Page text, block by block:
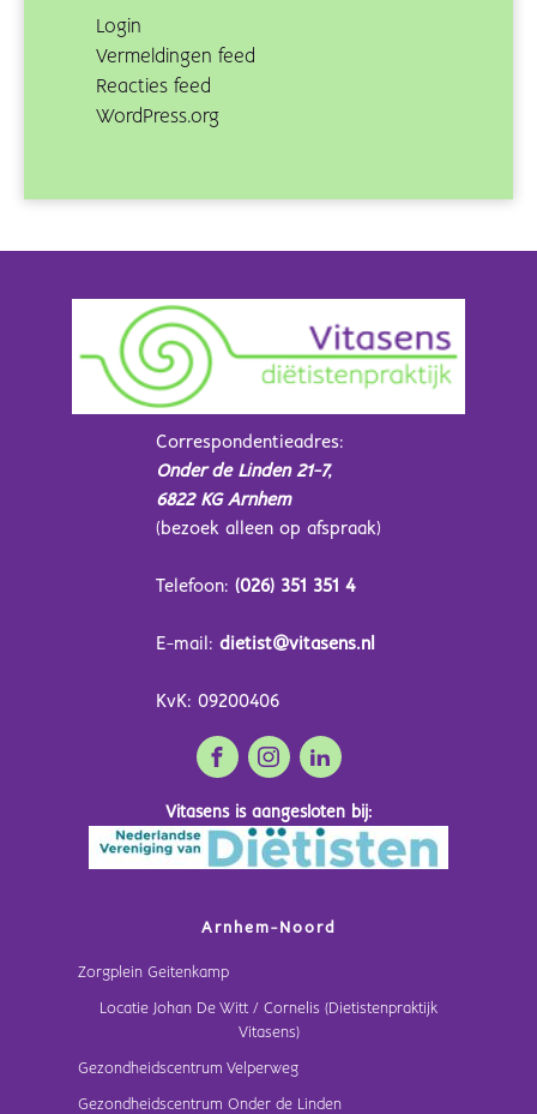
Login
Vermeldingen feed
Reacties feed
WordPress.org
Correspondentieadres:
Onder de Linden 21-7,
6822 KG Arnhem
(bezoek alleen op afspraak)
Telefoon: (026) 351 351 4
E-mail: dietist@vitasens.nl
KvK: 09200406
Vitasens is aangesloten bij:
Arnhem-Noord
Zorgplein Geitenkamp
Locatie Johan De Witt / Cornelis (Dietistenpraktijk
Vitasens)
Gezondheidscentrum Velperweg
Gezondheidscentrum Onder de Linden